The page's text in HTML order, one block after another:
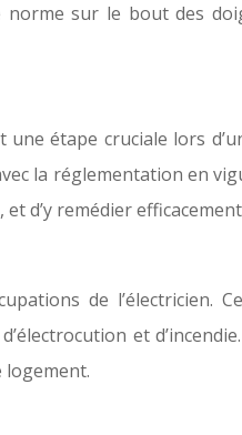
sur le bout des
étape cruciale lors
la réglementation en
d’y remédier
de l’électricien.
et